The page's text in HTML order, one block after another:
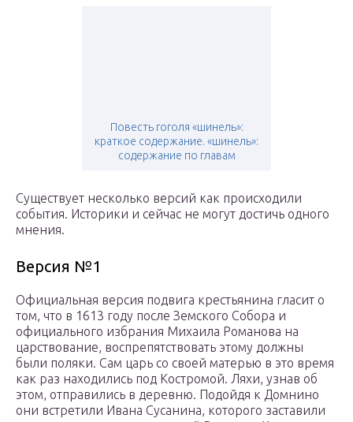
Повесть гоголя «шинель»:
краткое содержание. «шинель»:
содержание по главам
Существует несколько версий как происходили
события. Историки и сейчас не могут достичь одного
мнения.
Версия №1
Официальная версия подвига крестьянина гласит о
том, что в 1613 году после Земского Собора и
официального избрания Михаила Романова на
царствование, воспрепятствовать этому должны
были поляки. Сам царь со своей матерью в это время
как раз находились под Костромой. Ляхи, узнав об
этом, отправились в деревню. Подойдя к Домнино
они встретили Ивана Сусанина, которого заставили